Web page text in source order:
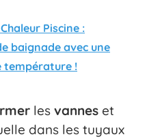
Piscine :
baignade avec une
température !
les vannes et
dans les tuyaux